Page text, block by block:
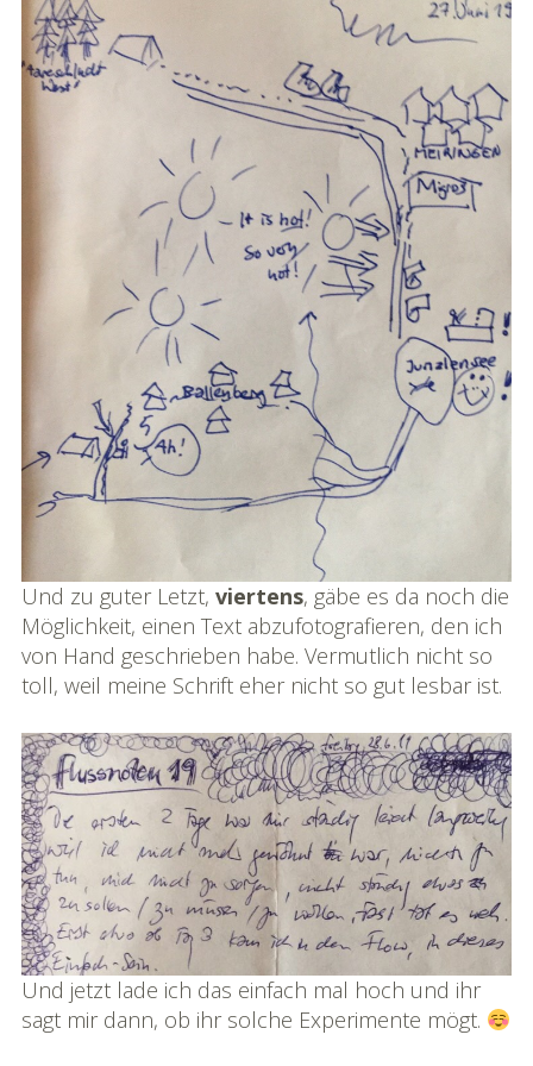
Und zu guter Letzt, viertens, gäbe es da noch die
Möglichkeit, einen Text abzufotografieren, den ich
von Hand geschrieben habe. Vermutlich nicht so
toll, weil meine Schrift eher nicht so gut lesbar ist.
Und jetzt lade ich das einfach mal hoch und ihr
sagt mir dann, ob ihr solche Experimente mögt.